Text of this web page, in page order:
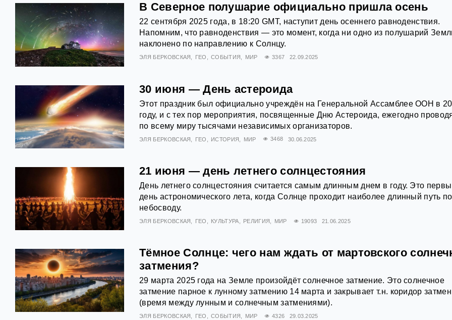
В Северное полушарие официально пришла осень
22 сентября 2025 года, в 18:20 GMT, наступит день осеннего равноденствия.
Напомним, что равноденствия — это момент, когда ни одно из полушарий
наклонено по направлению к Солнцу.
ЭЛЯ БЕРКОВСКАЯ ГЕО СОБЫТИЯ МИР 3367 22.09.2025
30 июня — День астероида
Этот праздник был официально учреждён на Генеральной Ассамблее ООН в
году, и с тех пор мероприятия, посвященные Дню Астероида, ежегодно
по всему миру тысячами независимых организаторов.
ЭЛЯ БЕРКОВСКАЯ ГЕО ИСТОРИЯ МИР 3468 30.06.2025
21 июня — день летнего солнцестояния
День летнего солнцестояния считается самым длинным днем в году. Это
день астрономического лета, когда Солнце проходит наиболее длинный путь по
небосводу.
ЭЛЯ БЕРКОВСКАЯ ГЕО КУЛЬТУРА РЕЛИГИЯ МИР 19093 21.06.2025
Тёмное Солнце: чего нам ждать от мартовского
затмения?
29 марта 2025 года на Земле произойдёт солнечное затмение. Это солнечное
затмение парное к лунному затмению 14 марта и закрывает т.н. коридор
(время между лунным и солнечным затмениями).
ЭЛЯ БЕРКОВСКАЯ ГЕО СОБЫТИЯ МИР 4326 29.03.2025